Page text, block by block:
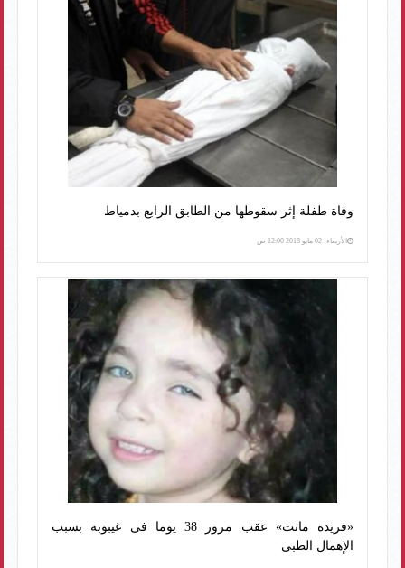
وفاة طفلة إثر سقوطها من الطابق الرابع بدمياط
الأربعاء، 02 مايو 2018 12:00 ص
«فريدة ماتت» عقب مرور 38 يوما فى غيبوبه بسبب
الإهمال الطبى